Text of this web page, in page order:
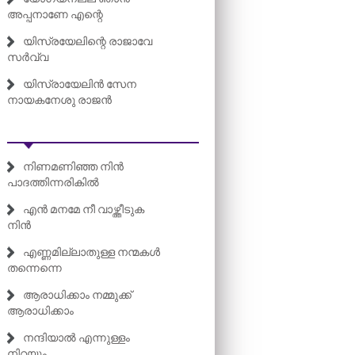
അപ്പനാണേ എന്റെ
യിസ്രയേലിന്റെ രാജാവേ
സർവ്വ
യിസ്രായേലിൻ സേന
നായകനേശു രാജൻ
നിണമണിഞ്ഞ നിൻ
പാദത്തിന്നരികിൽ
എൻ മനമേ നീ വാഴ്ത്തീടുക
നിൻ
എണ്ണമില്ലാതുള്ള നന്മകൾ
തന്നെന്നെ
ആരാധിക്കാം നമ്മുക്ക്
ആരാധിക്കാം
നന്ദിയാൽ എന്നുള്ളം